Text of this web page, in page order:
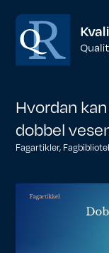
Hvordan
dobbel
Fagartikler,